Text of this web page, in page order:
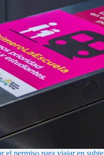
el permiso para viajar en subte